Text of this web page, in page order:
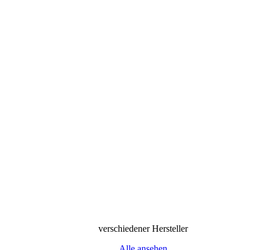
verschiedener Hersteller